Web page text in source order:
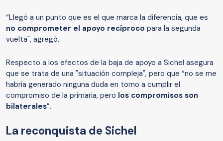
“Llegó a un punto que es el que marca la diferencia, que es
no comprometer el apoyo recíproco para la segunda
vuelta", agregó.
Respecto a los efectos de la baja de apoyo a Sichel asegura
que se trata de una "situación compleja", pero que “no se me
habría generado ninguna duda en torno a cumplir el
compromiso de la primaria, pero los compromisos son
bilaterales”.
La reconquista de Sichel